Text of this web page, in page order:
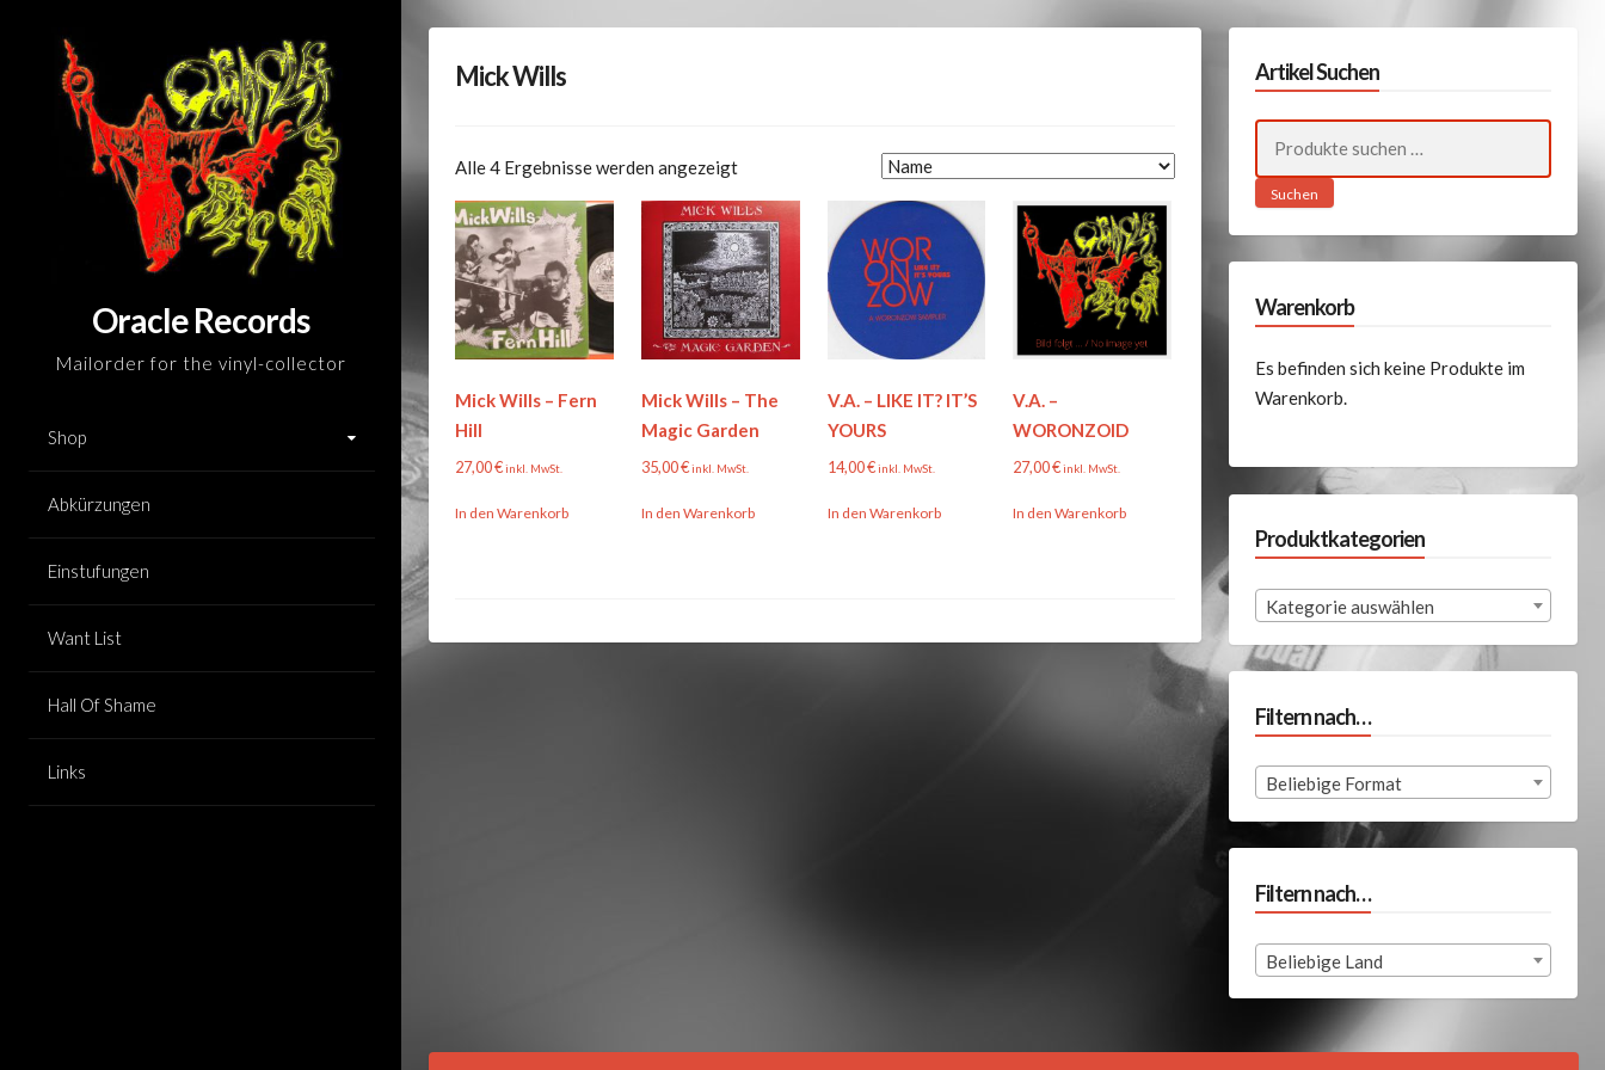
content
Oracle Records
Mailorder for the vinyl-collector
Shop
Abkürzungen
Einstufungen
Want List
Hall Of Shame
Links
Mick Wills
Alle 4 Ergebnisse werden angezeigt
Mick Wills – Fern
Hill
27,00€inkl. MwSt.
In den Warenkorb
Mick Wills – The
Magic Garden
35,00€inkl. MwSt.
In den Warenkorb
V.A. – LIKE IT? IT’S
YOURS
14,00€ inkl. MwSt.
In den Warenkorb
V.A. –
WORONZOID
27,00€inkl. MwSt.
In den Warenkorb
Artikel Suchen
nach:
Suchen
Warenkorb
Es befinden sich keine Produkte im
Warenkorb.
Produktkategorien
Kategorie auswählen
Filtern nach…
Beliebige Format
Filtern nach…
Beliebige Land